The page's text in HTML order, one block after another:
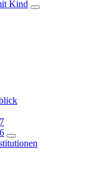
Kind